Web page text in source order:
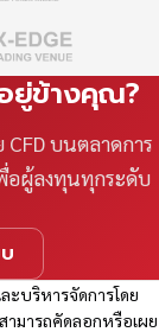
ยู่ข้างคุณ?
บนตลาดการ
อผู้ลงทุนทุกระดับ
ะบริหารจัดการโดย
ามารถคัดลอกหรือเผย